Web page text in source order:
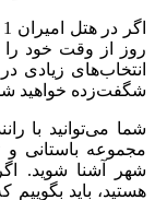
روز از وقت خود را
انتخاب‌های زیادی
شگفت‌زده خواهید
مجموعه باستانی و
شهر آشنا شوید.